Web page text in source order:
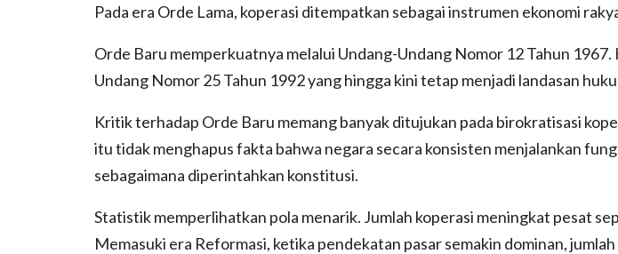
Pada era Orde Lama, koperasi ditempatkan sebagai instrumen ekonomi
Orde Baru memperkuatnya melalui Undang-Undang Nomor 12 Tahun 1967.
Undang Nomor 25 Tahun 1992 yang hingga kini tetap menjadi landasan
Kritik terhadap Orde Baru memang banyak ditujukan pada birokratisasi
itu tidak menghapus fakta bahwa negara secara konsisten menjalankan
sebagaimana diperintahkan konstitusi.
Statistik memperlihatkan pola menarik. Jumlah koperasi meningkat pesat
Memasuki era Reformasi, ketika pendekatan pasar semakin dominan,